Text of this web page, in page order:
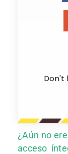
Don't
¿Aún no
acceso